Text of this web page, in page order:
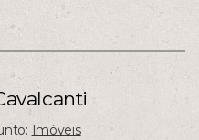
Imóveis